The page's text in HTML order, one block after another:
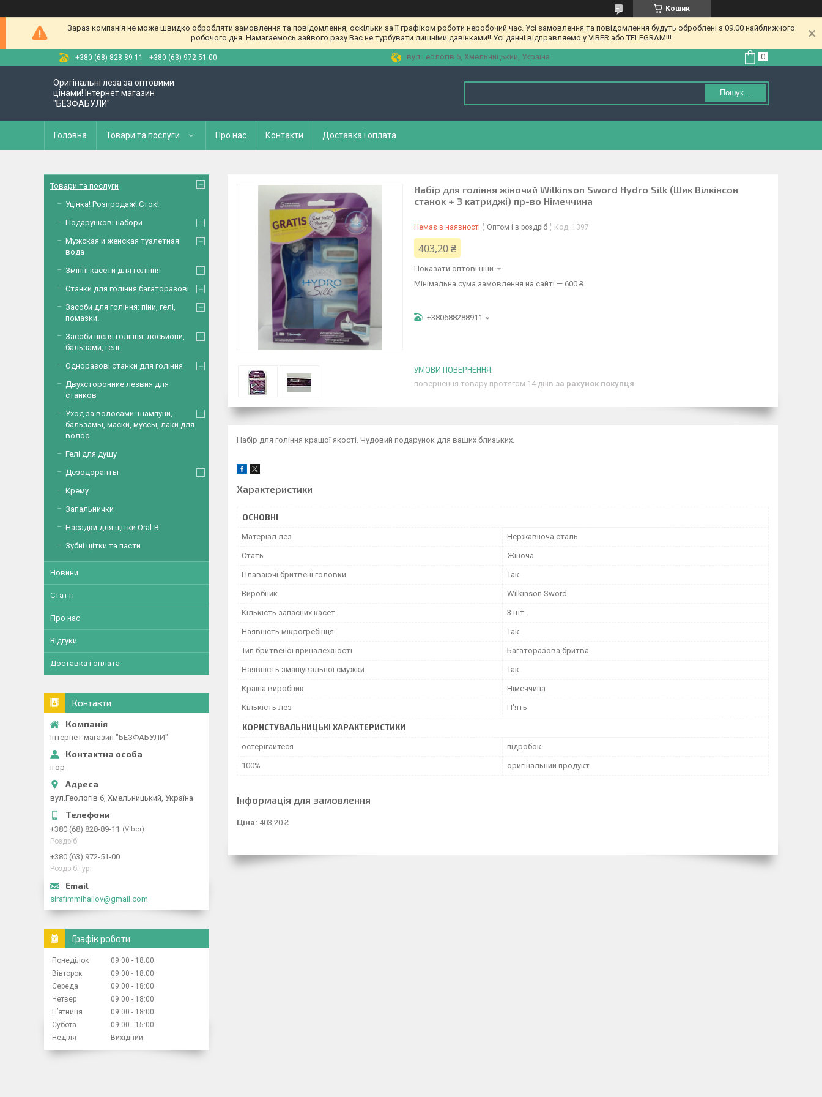
Кошик
Зараз компанія не може швидко обробляти замовлення та повідомлення, оскільки за її графіком роботи неробочий час. Усі замовлення та повідомлення будуть оброблені з 09.00 найближчого
робочого дня. Намагаемось зайвого разу Вас не турбувати лишніми дзвінками!! Усі данні відправляемо у VIBER або TELEGRAM!!!
+380 (68) 828-89-11 +380 (63) 972-51-00 вул.Геологів 6, Хмельницький, Україна
Оригінальні леза за оптовими
цінами! Інтернет магазин
"БЕЗФАБУЛИ"
Пошук...
Головна Товари та послуги Про нас Контакти Доставка і оплата
Набір для гоління жіночий Wilkinson Sword Hydro Silk (Шик Вілкінсон
станок + 3 катриджі) пр-во Німеччина
Немає в наявності Оптом і в роздріб Код: 1397
403,20 ₴
Показати оптові ціни
Мінімальна сума замовлення на сайті — 600 ₴
+380688288911
повернення товару протягом 14 днів за рахунок покупця
Набір для гоління кращої якості. Чудовий подарунок для ваших близьких.
Характеристики
ОСНОВНІ
Матеріал лез Нержавіюча сталь
Стать Жіноча
Плаваючі бритвені головки Так
Виробник Wilkinson Sword
Кількість запасних касет 3 шт.
Наявність мікрогребінця Так
Тип бритвеної приналежності Багаторазова бритва
Наявність змащувальної смужки Так
Країна виробник Німеччина
Кількість лез П'ять
КОРИСТУВАЛЬНИЦЬКІ ХАРАКТЕРИСТИКИ
остерігайтеся підробок
100% оригінальний продукт
Інформація для замовлення
Ціна: 403,20 ₴
Товари та послуги
Уцінка! Розпродаж! Сток!
Подарункові набори
Мужская и женская туалетная
вода
Змінні касети для гоління
Станки для гоління багаторазові
Засоби для гоління: піни, гелі,
помазки.
Засоби після гоління: лосьйони,
бальзами, гелі
Одноразові станки для гоління
Двухсторонние лезвия для
станков
Уход за волосами: шампуни,
бальзамы, маски, муссы, лаки для
волос
Гелі для душу
Дезодоранты
Крему
Запальнички
Насадки для щітки Oral-B
Зубні щітки та пасти
Новини
Статті
Про нас
Відгуки
Доставка і оплата
Контакти
Інтернет магазин "БЕЗФАБУЛИ"
Ігор
вул.Геологів 6, Хмельницький, Україна
+380 (68) 828-89-11 Viber
Роздріб
+380 (63) 972-51-00
Роздріб Гурт
sirafimmihailov@gmail.com
Графік роботи
Понеділок 09:00
18:00
Вівторок
09:00
18:00
Середа
09:00
18:00
Четвер
09:00
18:00
Пʼятниця
09:00
18:00
Субота
09:00
15:00
Неділя
Вихідний